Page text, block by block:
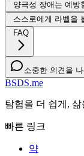
양극성 장애는 예방
스스로에게 라벨을
FAQ
소중한 의견을
BSDS.me
탐험을 더 쉽게,
빠른 링크
약